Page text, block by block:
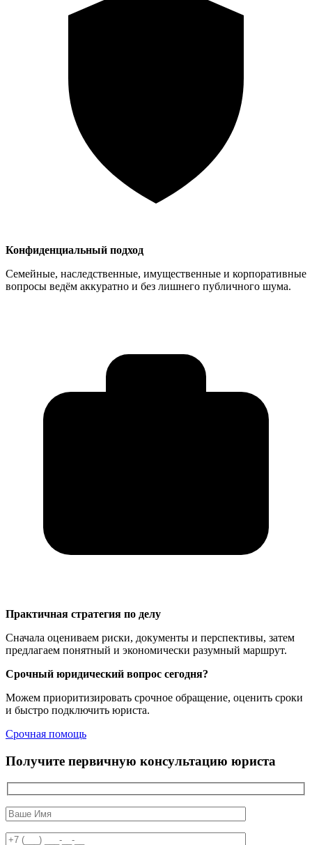
Конфиденциальный подход
Семейные, наследственные, имущественные и корпоративные
вопросы ведём аккуратно и без лишнего публичного шума.
Практичная стратегия по делу
Сначала оцениваем риски, документы и перспективы, затем
предлагаем понятный и экономически разумный маршрут.
Срочный юридический вопрос сегодня?
Можем приоритизировать срочное обращение, оценить сроки
и быстро подключить юриста.
Срочная помощь
Получите первичную консультацию юриста